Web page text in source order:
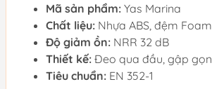
Mã sản phẩm: Yas Marina
Chất liệu: Nhựa ABS, đệm Foam
Độ giảm ồn: NRR 32 dB
Thiết kế: Đeo qua đầu, gập gọn
Tiêu chuẩn: EN 352-1